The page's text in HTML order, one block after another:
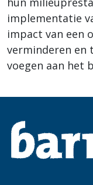
implementatie
impact van een
verminderen en
voegen aan het